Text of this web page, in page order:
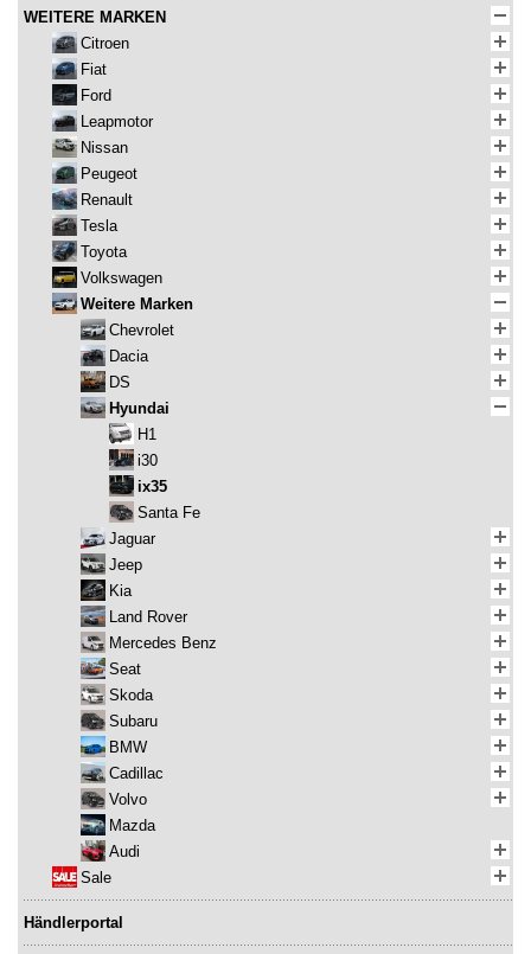
WEITERE MARKEN
Citroen
Fiat
Ford
Leapmotor
Nissan
Peugeot
Renault
Tesla
Toyota
Volkswagen
Weitere Marken
Chevrolet
Dacia
DS
Hyundai
H1
i30
ix35
Santa Fe
Jaguar
Jeep
Kia
Land Rover
Mercedes Benz
Seat
Skoda
Subaru
BMW
Cadillac
Volvo
Mazda
Audi
Sale
Händlerportal